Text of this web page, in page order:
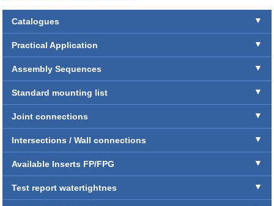
Catalogues
Practical Application
Assembly Sequences
Standard mounting list
Joint connections
Intersections / Wall connections
Available Inserts FP/FPG
Test report watertightnes